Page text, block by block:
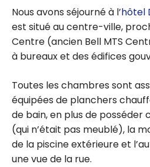
Nous avons séjourné à l’hôtel
est situé au centre-ville,
Centre (ancien Bell MTS
à bureaux et des édifices
Toutes les chambres sont
équipées de planchers
de bain, en plus de posséder
(qui n’était pas meublé), la
de la piscine extérieure et
une vue de la rue.